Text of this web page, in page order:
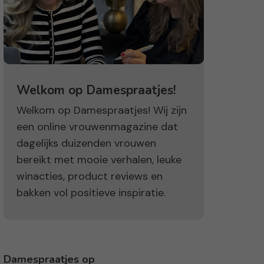
Welkom op Damespraatjes!
Welkom op Damespraatjes! Wij zijn
een online vrouwenmagazine dat
dagelijks duizenden vrouwen
bereikt met mooie verhalen, leuke
winacties, product reviews en
bakken vol positieve inspiratie.
Damespraatjes op